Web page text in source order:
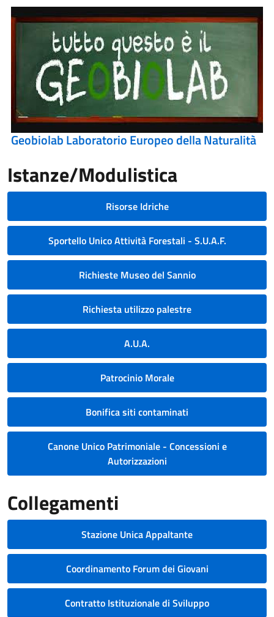
Geobiolab Laboratorio Europeo della Naturalità
Istanze/Modulistica
Risorse Idriche
Sportello Unico Attività Forestali - S.U.A.F.
Richieste Museo del Sannio
Richiesta utilizzo palestre
A.U.A.
Patrocinio Morale
Bonifica siti contaminati
Canone Unico Patrimoniale - Concessioni e
Autorizzazioni
Collegamenti
Stazione Unica Appaltante
Coordinamento Forum dei Giovani
Contratto Istituzionale di Sviluppo